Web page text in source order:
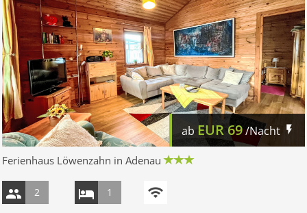
ab EUR 69/Nacht
Ferienhaus Löwenzahn in Adenau
2 1